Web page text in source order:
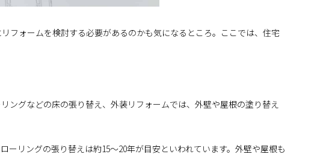
フォームを検討する必要があるのかも気になるところ。ここでは、住宅
ングなどの床の張り替え、外装リフォームでは、外壁や屋根の塗り替え
リングの張り替えは約15～20年が目安といわれています。外壁や屋根も